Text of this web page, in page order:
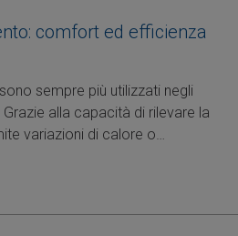
comfort ed efficienza
sempre più utilizzati negli
alla capacità di rilevare la
variazioni di calore o